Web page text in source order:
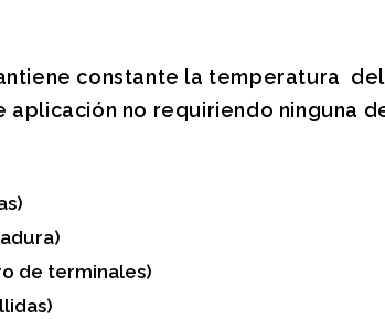
constante la temperatura
aplicación no requiriendo ninguna
de terminales)